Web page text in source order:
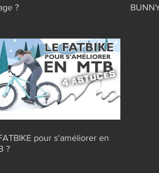
?
pour s'améliorer en
?